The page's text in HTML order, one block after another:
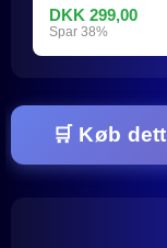
DKK 299,00
Spar 38%
🛒 Køb